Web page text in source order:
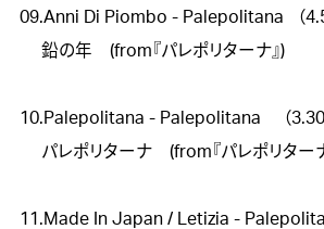
09.Anni Di Piombo - Palepolitana   （
鉛の年　(from『パレポリターナ』)
10.Palepolitana - Palepolitana     （3.30
パレポリターナ　(from『パレポリター
11.Made In Japan / Letizia -